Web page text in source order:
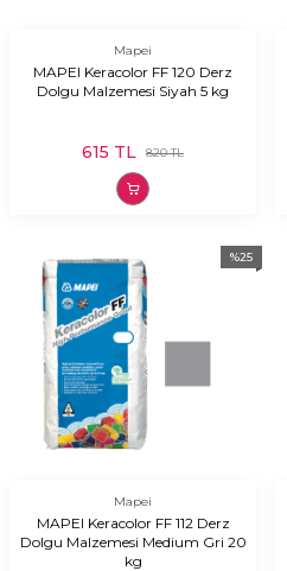
Mapei
MAPEI Keracolor FF 120 Derz
Dolgu Malzemesi Siyah 5 kg
820TL
615 TL
%25
Mapei
MAPEI Keracolor FF 112 Derz
Dolgu Malzemesi Medium Gri 20
kg